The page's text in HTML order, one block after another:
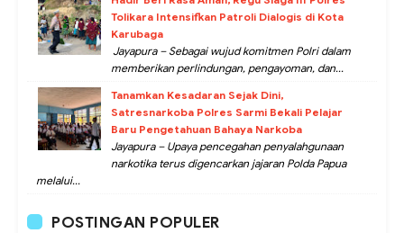
Tolikara Intensifkan Patroli Dialogis di Kota
Karubaga
Jayapura – Sebagai wujud komitmen Polri dalam
memberikan perlindungan, pengayoman, dan...
Tanamkan Kesadaran Sejak Dini,
Satresnarkoba Polres Sarmi Bekali Pelajar
Baru Pengetahuan Bahaya Narkoba
Jayapura – Upaya pencegahan penyalahgunaan
narkotika terus digencarkan jajaran Polda Papua
melalui...
POSTINGAN POPULER